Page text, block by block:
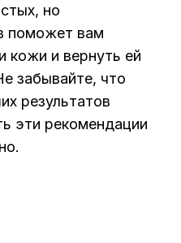
но
поможет вам
кожи и вернуть ей
забывайте, что
результатов
эти рекомендации